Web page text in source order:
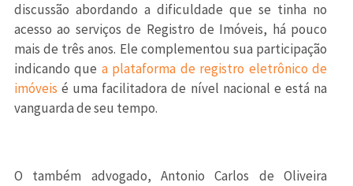
discussão abordando a dificuldade que se tinha no
acesso ao serviços de Registro de Imóveis, há pouco
mais de três anos. Ele complementou sua participação
indicando que a plataforma de registro eletrônico de
imóveis é uma facilitadora de nível nacional e está na
vanguarda de seu tempo.
O também advogado, Antonio Carlos de Oliveira